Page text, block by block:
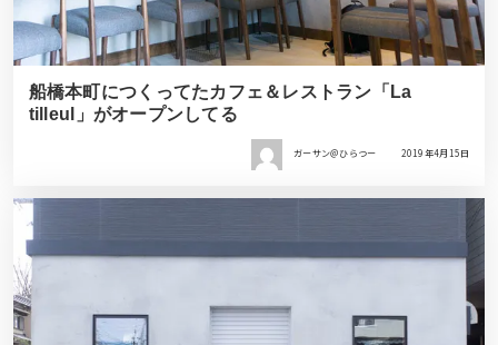
船橋本町につくってたカフェ＆レストラン「La
tilleul」がオープンしてる
ガーサン＠ひらつー 2019年4月15日